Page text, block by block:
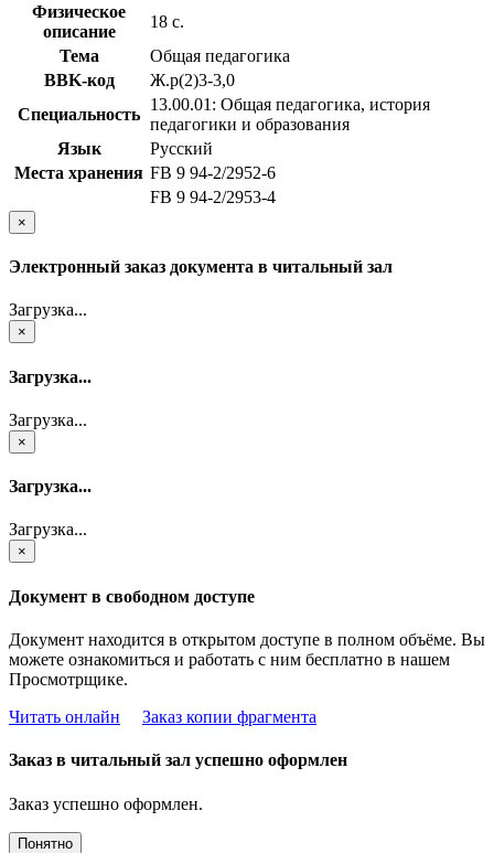
Физическое
описание
18 с.
Тема
Общая педагогика
BBK-код
Ж.р(2)3-3,0
Специальность
13.00.01: Общая педагогика, история
педагогики и образования
Язык
Русский
Места хранения FB 9 94-2/2952-6
FB 9 94-2/2953-4
×
Электронный заказ документа в читальный зал
Загрузка...
×
Загрузка...
Загрузка...
×
Загрузка...
Загрузка...
×
Документ в свободном доступе
Документ находится в открытом доступе в полном объёме. Вы
можете ознакомиться и работать с ним бесплатно в нашем
Просмотрщике.
Читать онлайн
Заказ копии фрагмента
Заказ в читальный зал успешно оформлен
Заказ успешно оформлен.
Понятно